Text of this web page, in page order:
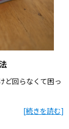
ど回らなくて困っ
[続きを読む]